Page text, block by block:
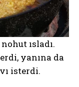
ısladı.
yanına da
isterdi.